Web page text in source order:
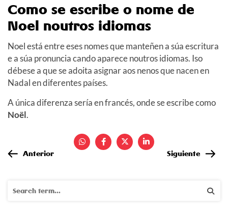
Como se escribe o nome de
Noel noutros idiomas
Noel está entre eses nomes que manteñen a súa escritura
e a súa pronuncia cando aparece noutros idiomas. Iso
débese a que se adoita asignar aos nenos que nacen en
Nadal en diferentes países.
A única diferenza sería en francés, onde se escribe como
Noël.
Anterior Siguiente